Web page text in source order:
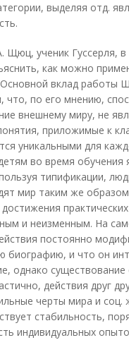
выделяя отд.
Щюц, ученик Гуссерля,
как можно
вклад работы
что, по его мнению,
внешнему миру, не
приложимые к
уникальными для
во время обучения
типификации,
мир таким же
и неизменным. На
постоянно
биографию, и что он
однако
действия друг
черты мира и соц.
стабильность,
индивидуальных